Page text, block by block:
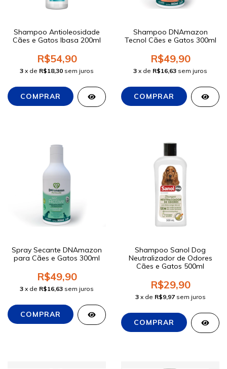
Shampoo Antioleosidade
Cães e Gatos Ibasa 200ml
R$54,90
3 x de R$18,30 sem juros
Shampoo DNAmazon
Tecnol Cães e Gatos 300ml
R$49,90
3 x de R$16,63 sem juros
Spray Secante DNAmazon
para Cães e Gatos 300ml
R$49,90
3 x de R$16,63 sem juros
Shampoo Sanol Dog
Neutralizador de Odores
Cães e Gatos 500ml
R$29,90
3 x de R$9,97 sem juros